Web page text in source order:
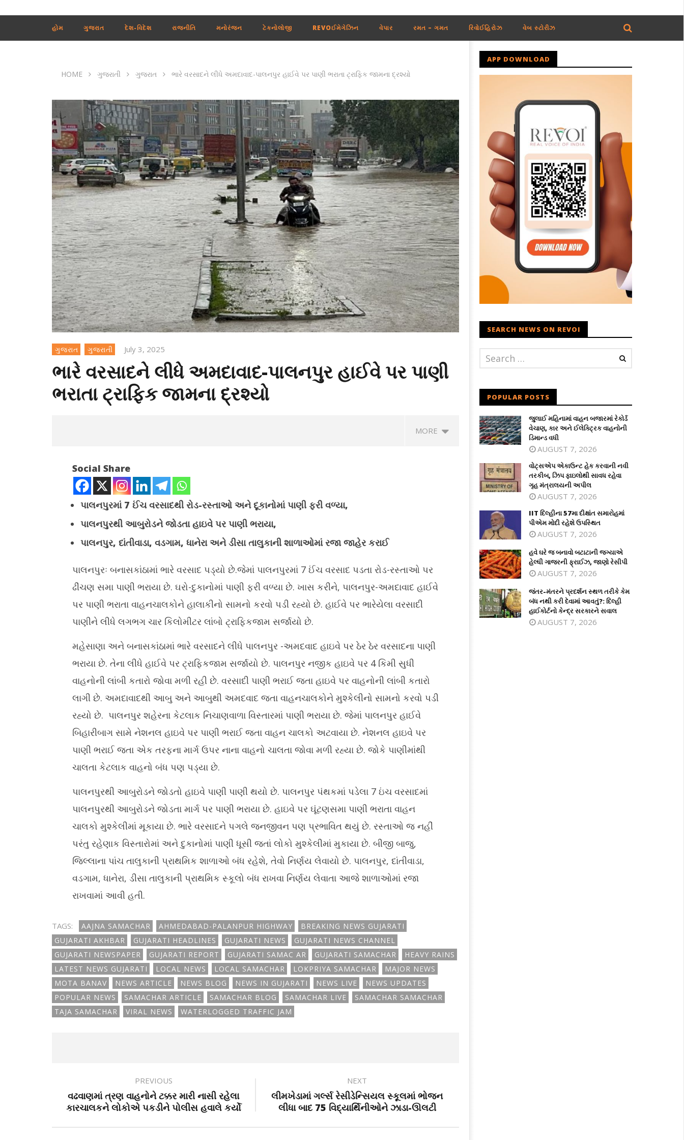
હોમ ગુજરાત દેશ-વિદેશ રાજનીતિ મનોરંજન ટેકનોલોજી REVOઈમેગેઝિન વેપાર રમત – ગમત રિવોઈહિરોઝ વેબ સ્ટોરીઝ
HOME ગુજરાતી ગુજરાત ભારે વરસાદને લીધે અમદાવાદ-પાલનપુર હાઈવે પર પાણી ભરાતા ટ્રાફિક જામના દ્રશ્યો
ગુજરાત ગુજરાતી July 3, 2025
ભારે વરસાદને લીધે અમદાવાદ-પાલનપુર હાઈવે પર પાણી
ભરાતા ટ્રાફિક જામના દ્રશ્યો
MORE
હાઈવે પર પાણી ભરાતા ટ્રાફિક જામના
દ્રશ્યો
July
2025
વેચાણ, કાર અને ઈલેક્ટ્રિક વાહનોની
ડિમાન્ડ વધી
July
2025
તરકીબ, ઝિપ ફાઇલોથી સાવધ રહેવા ગૃહ
મંત્રાલયની અપીલ
July
2025
IIT દિલ્હીના 57મા દીક્ષાંત સમારોહમાં પીએમ
મોદી રહેશે ઉપસ્થિત
હવે ઘરે જ બનાવો બટાટાની જગ્યાએ હેલ્ધી
ગાજરની ફ્રાઈઝ, જાણો રેસીપી
July
3,
2025
Social Share
પાલનપુરમાં 7 ઈંચ વરસાદથી રોડ-રસ્તાઓ અને દૂકાનોમાં પાણી ફરી વળ્યા,
પાલનપુરથી આબુરોડને જોડતા હાઇવે પર પાણી ભરાયા,
પાલનપુર, દાંતીવાડા, વડગામ, ધાનેરા અને ડીસા તાલુકાની શાળાઓમાં રજા જાહેર કરાઈ
પાલનપુરઃ બનાસકાંઠામાં ભારે વરસાદ પડ્યો છે.જેમાં પાલનપુરમાં 7 ઈંચ વરસાદ પડતા રોડ-રસ્તાઓ પર
ઢીંચણ સમા પાણી ભરાયા છે. ઘરો-દુકાનોમાં પાણી ફરી વળ્યા છે. ખાસ કરીને, પાલનપુર-અમદાવાદ હાઈવે
પર પાણી ભરાતા વાહનચાલકોને હાલાકીનો સામનો કરવો પડી રહ્યો છે. હાઈવે પર ભારેયેલા વરસાદી
પાણીને લીધે લગભગ ચાર કિલોમીટર લાંબો ટ્રાફિકજામ સર્જાયો છે.
મહેસાણા અને બનાસકાંઠામાં ભારે વરસાદને લીધે પાલનપુર -અમદવાદ હાઇવે પર ઠેર ઠેર વરસાદના પાણી
ભરાયા છે. તેના લીધે હાઈવે પર ટ્રાફિકજામ સર્જાયો છે. પાલનપુર નજીક હાઇવે પર 4 કિમી સુધી
વાહનોની લાંબી કતારો જોવા મળી રહી છે. વરસાદી પાણી ભરાઈ જતા હાઇવે પર વાહનોની લાંબી કતારો
લાગી છે. અમદાવાદથી આબુ અને આબુથી અમદવાદ જતા વાહનચાલકોને મુશ્કેલીનો સામનો કરવો પડી
રહ્યો છે. પાલનપુર શહેરના કેટલાક નિચાણવાળા વિસ્તારમાં પાણી ભરાયા છે. જેમાં પાલનપુર હાઈવે
બિહારીબાગ સામે નેશનલ હાઇવે પર પાણી ભરાઈ જતા વાહન ચાલકો અટવાયા છે. નેશનલ હાઇવે પર
પાણી ભરાઈ જતા એક તરફના માર્ગ ઉપર નાના વાહનો ચાલતા જોવા મળી રહ્યા છે. જોકે પાણીમાંથી
ચાલતા કેટલાક વાહનો બંધ પણ પડ્યા છે.
પાલનપુરથી આબુરોડને જોડતો હાઇવે પાણી પાણી થયો છે. પાલનપુર પંથકમાં પડેલા 7 ઇંચ વરસાદમાં
પાલનપુરથી આબુરોડને જોડતા માર્ગ પર પાણી ભરાયા છે. હાઇવે પર ઘૂંટણસમા પાણી ભરાતા વાહન
ચાલકો મુશ્કેલીમાં મૂકાયા છે. ભારે વરસાદને પગલે જનજીવન પણ પ્રભાવિત થયું છે. રસ્તાઓ જ નહીં
પરંતુ રહેણાક વિસ્તારોમાં અને દુકાનોમાં પાણી ધૂસી જતાં લોકો મુશ્કેલીમાં મુકાયા છે. બીજી બાજુ,
જિલ્લાના પાંચ તાલુકાની પ્રાથમિક શાળાઓ બંધ રહેશે, તેવો નિર્ણય લેવાયો છે. પાલનપુર, દાંતીવાડા,
વડગામ, ધાનેરા, ડીસા તાલુકાની પ્રાથમિક સ્કૂલો બંધ રાખવા નિર્ણય લેવાતા આજે શાળાઓમાં રજા
રાખવામાં આવી હતી.
TAGS: AAJNA SAMACHAR AHMEDABAD-PALANPUR HIGHWAY
BREAKING NEWS GUJARATI
GUJARATI AKHBAR
GUJARATI HEADLINES GUJARATI NEWS
GUJARATI NEWS CHANNEL
GUJARATI NEWSPAPER
GUJARATI REPORT GUJARATI SAMAC AR GUJARATI SAMACHAR
HEAVY RAINS
LATEST NEWS GUJARATI
LOCAL NEWS LOCAL SAMACHAR LOKPRIYA SAMACHAR
MAJOR NEWS
MOTA BANAV
NEWS ARTICLE NEWS BLOG NEWS IN GUJARATI NEWS LIVE
NEWS UPDATES
POPULAR NEWS
SAMACHAR ARTICLE SAMACHAR BLOG SAMACHAR LIVE
SAMACHAR SAMACHAR
TAJA SAMACHAR
VIRAL NEWS WATERLOGGED TRAFFIC JAM
PREVIOUS
વઢવાણમાં ત્રણ વાહનોને ટક્કર મારી નાસી રહેલા
કારચાલકને લોકોએ પકડીને પોલીસ હવાલે કર્યો
NEXT
લીમખેડામાં ગર્લ્સ રેસીડેન્સિયલ સ્કૂલમાં ભોજન
લીધા બાદ 75 વિદ્યાર્થિનીઓને ઝાડા-ઊલટી
APP DOWNLOAD
SEARCH NEWS ON REVOI
POPULAR POSTS
જુલાઈ મહિનામાં વાહન બજારમાં રેકોર્ડ
વેચાણ, કાર અને ઈલેક્ટ્રિક વાહનોની
ડિમાન્ડ વધી
AUGUST 7, 2026
વોટ્સએપ એકાઉન્ટ હેક કરવાની નવી
તરકીબ, ઝિપ ફાઇલોથી સાવધ રહેવા
ગૃહ મંત્રાલયની અપીલ
AUGUST 7, 2026
IIT દિલ્હીના 57મા દીક્ષાંત સમારોહમાં
પીએમ મોદી રહેશે ઉપસ્થિત
AUGUST 7, 2026
હવે ઘરે જ બનાવો બટાટાની જગ્યાએ
હેલ્ધી ગાજરની ફ્રાઈઝ, જાણો રેસીપી
AUGUST 7, 2026
જંતર-મંતરને પ્રદર્શન સ્થળ તરીકે કેમ
બંધ નથી કરી દેવામાં આવતું?: દિલ્હી
હાઈકોર્ટનો કેન્દ્ર સરકારને સવાલ
AUGUST 7, 2026